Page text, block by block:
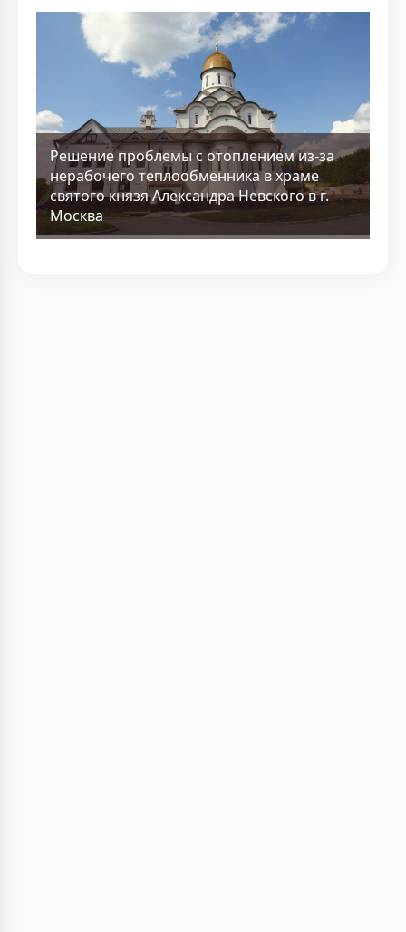
Решение проблемы с отоплением из-за
нерабочего теплообменника в храме
святого князя Александра Невского в г.
Москва